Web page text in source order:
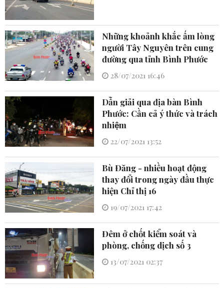
Những khoảnh khắc ấm lòng
người Tây Nguyên trên cung
đường qua tỉnh Bình Phước
28/07/2021 16:46
Dẫn giải qua địa bàn Bình
Phước: Cần cả ý thức và trách
nhiệm
22/07/2021 13:52
Bù Đăng - nhiều hoạt động
thay đổi trong ngày đầu thực
hiện Chỉ thị 16
19/07/2021 17:42
Đêm ở chốt kiểm soát và
phòng, chống dịch số 3
13/07/2021 02:37